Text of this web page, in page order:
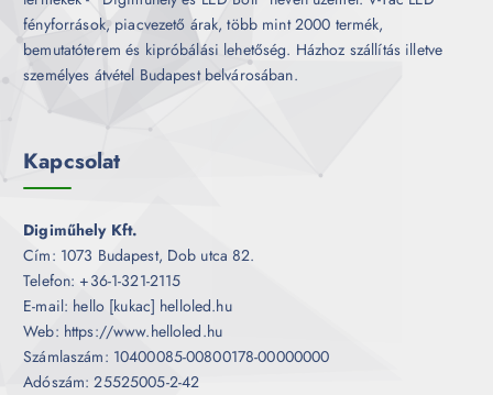
fényforrások, piacvezető árak, több mint 2000 termék,
bemutatóterem és kipróbálási lehetőség. Házhoz szállítás illetve
személyes átvétel Budapest belvárosában.
Kapcsolat
Digiműhely Kft.
Cím: 1073 Budapest, Dob utca 82.
Telefon: +36-1-321-2115
E-mail: hello [kukac] helloled.hu
Web: https://www.helloled.hu
Számlaszám: 10400085-00800178-00000000
Adószám: 25525005-2-42